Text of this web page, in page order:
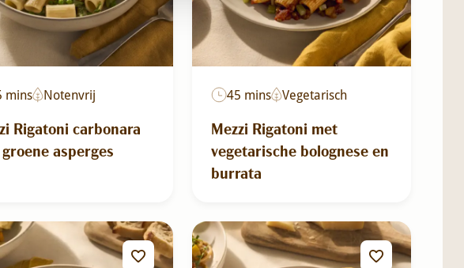
mins Notenvrij
Rigatoni carbonara
asperges
45 mins Vegetarisch
Mezzi Rigatoni met
vegetarische bolognese en
burrata